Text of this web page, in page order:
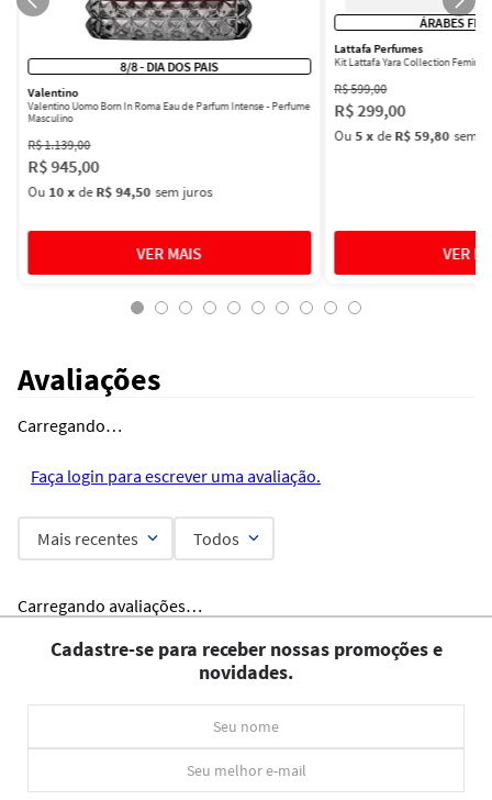
8/8 - DIA DOS PAIS
Valentino
Valentino Uomo Born In Roma Eau de Parfum Intense - Perfume
Masculino
R$1.139,00
R$945,00
Ou 10xdeR$ 94,50 sem juros
ÁRABES
Lattafa Perfumes
Kit Lattafa Yara Collection
R$599,00
R$ 299,00
Ou5xdeR$ 59,80 sem
Avaliações
Carregando…
Faça login para escrever uma avaliação.
Mais recentes Todos
Carregando avaliações…
Cadastre-se para receber nossas promoções e
novidades.